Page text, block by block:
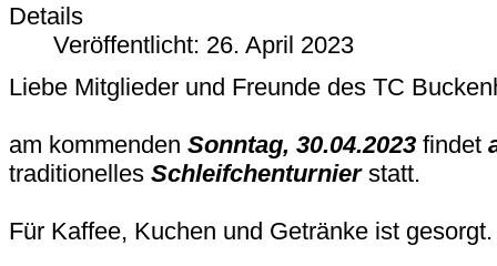
Details
Veröffentlicht: 26. April 2023
Liebe Mitglieder und Freunde des TC
am kommenden Sonntag, 30.04.2023 findet
traditionelles Schleifchenturnierstatt.
Für Kaffee, Kuchen und Getränke ist gesorgt.